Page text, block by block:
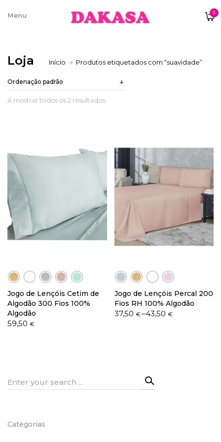
0
Sobre nós
Trocas e Devoluções
Termos e condições
Livro de Reclamações
Loja Início Produtos etiquetados com “suavidade”
A mostrar todos os 2 resultados
Jogo de Lençóis Cetim de
Algodão 300 Fios 100%
Algodão
59,50 €
Jogo de Lençóis Percal 200
Fios RH 100% Algodão
37,50 €–43,50 €
Price
Search
Categorias